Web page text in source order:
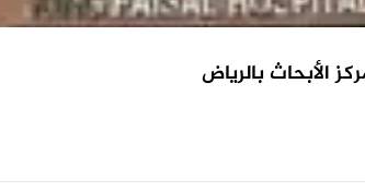
بالرياض